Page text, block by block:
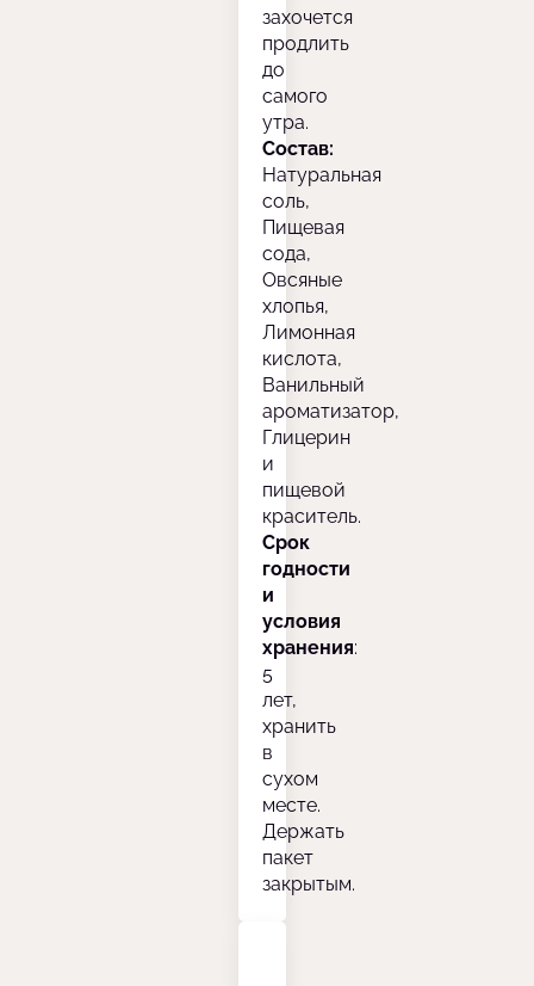
захочется
продлить
до
самого
утра.
Состав:
Натуральная
соль,
Пищевая
сода,
Овсяные
хлопья,
Лимонная
кислота,
Ванильный
ароматизатор,
Глицерин
и
пищевой
краситель.
Срок
годности
и
условия
хранения:
5
лет,
хранить
в
сухом
месте.
Держать
пакет
закрытым.